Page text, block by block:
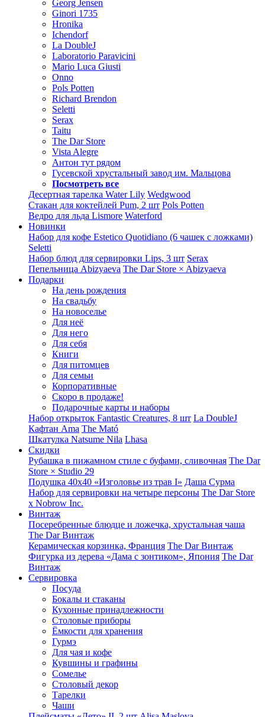
Georg Jensen
Ginori 1735
Hronika
Ichendorf
La DoubleJ
Laboratorio Paravicini
Mario Luca Giusti
Onno
Pols Potten
Richard Brendon
Seletti
Serax
Taitu
The Dar Store
Vista Alegre
Антон тут рядом
Гусевской хрустальный завод им. Мальцова
Посмотреть все
Десертная тарелка Water Lily Wedgwood
Стакан для коктейлей Pum, 2 шт Pols Potten
Ведро для льда Lismore Waterford
Новинки
Набор для кофе Estetico Quotidiano (6 чашек с ложками)
Seletti
Набор блюд для сервировки Lips, 3 шт Serax
Пепельница Abizyaeva The Dar Store × Abizyaeva
Подарки
На день рождения
На свадьбу
На новоселье
Для неё
Для него
Для себя
Книги
Для питомцев
Для семьи
Корпоративные
Скоро в продаже!
Подарочные карты и наборы
Набор открыток Fantastic Creatures, 8 шт La DoubleJ
Кафтан Ama The Mató
Шкатулка Natsume Nila Lhasa
Скидки
Рубашка в пижамном стиле с буфами, сливочная The Dar
Store × Studio 29
Подушка 40x40 «Изголовье из трав I» Даша Сурма
Набор для сервировки на четыре персоны The Dar Store
х Nobrow Inc.
Винтаж
Посеребренные блюдце и ложечка, хрустальная чаша
The Dar Винтаж
Керамическая корзинка, Франция The Dar Винтаж
Фигурка из дерева «Дама с зонтиком», Япония The Dar
Винтаж
Сервировка
Посуда
Бокалы и стаканы
Кухонные принадлежности
Столовые приборы
Ëмкости для хранения
Гурмэ
Для чая и кофе
Кувшины и графины
Сомелье
Столовый декор
Тарелки
Чаши